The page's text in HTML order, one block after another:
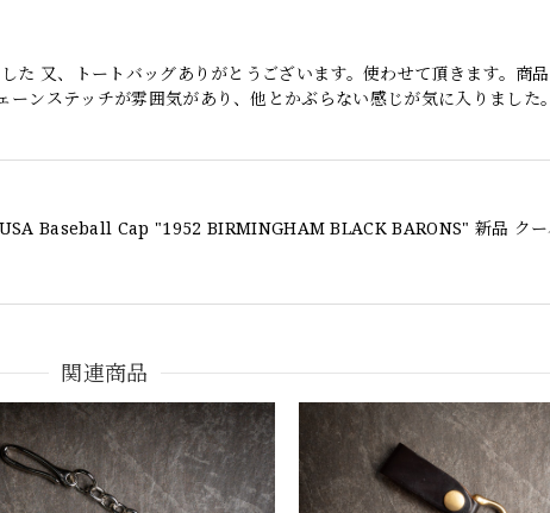
た 又、トートバッグありがとうございます。使わせて頂きます。商
ンステッチが雰囲気があり、他とかぶらない感じが気に入りました
ポロチノ ラルフローレン ユーズド ショーツ ショートパン
関連商品